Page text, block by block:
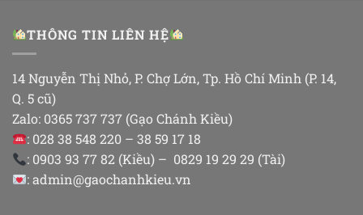
THÔNG TIN LIÊN HỆ
14 Nguyễn Thị Nhỏ, P. Chợ Lớn, Tp. Hồ Chí Minh (P. 14,
Q. 5 cũ)
Zalo: 0365 737 737 (Gạo Chánh Kiều)
: 028 38 548 220 – 38 59 17 18
: 0903 93 77 82 (Kiều) – 0829 19 29 29 (Tài)
: admin@gaochanhkieu.vn